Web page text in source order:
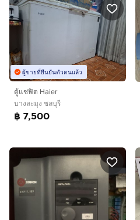
ผู้ขายที่ยืนยันตัวตนแล้ว
ตู้แช่ฟิต Haier
บางละมุง ชลบุรี
฿ 7,500